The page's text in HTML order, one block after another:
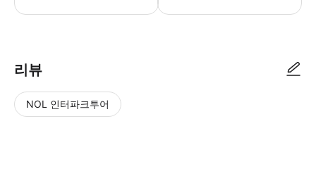
리뷰
NOL 인터파크투어